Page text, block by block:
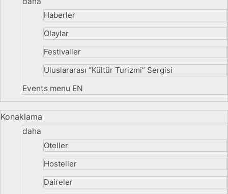
Haberler
Olaylar
Festivaller
Uluslararası “Kültür Turizmi” Sergisi
Events menu EN
Konaklama
daha
Oteller
Hosteller
Daireler